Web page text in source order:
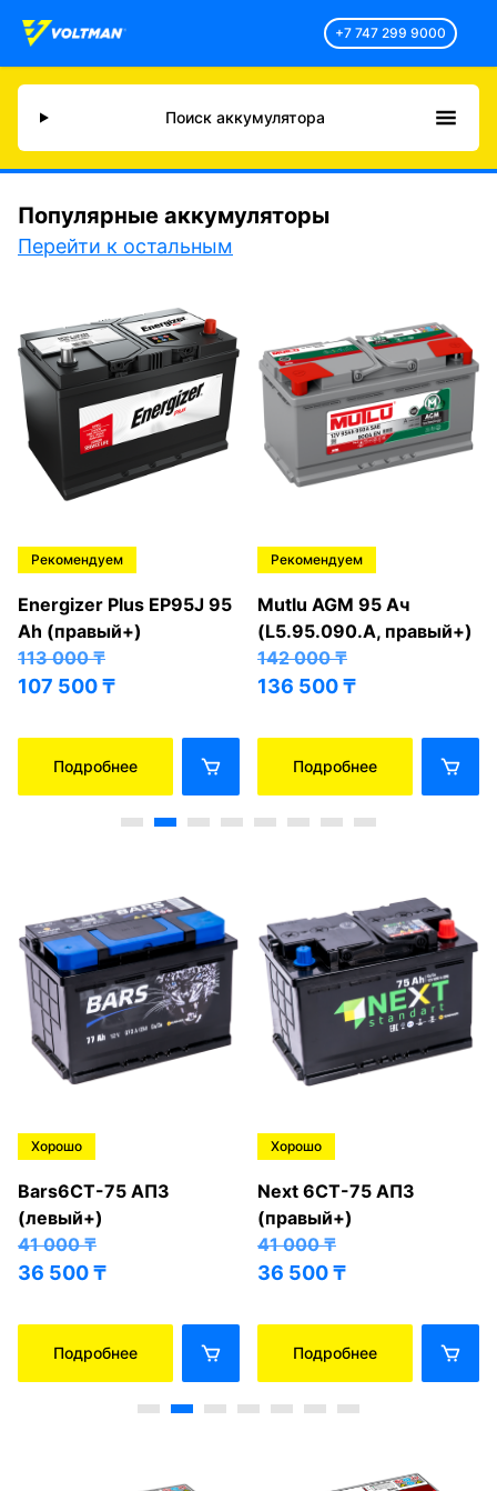
+7 747 299 9000
Поиск аккумулятора
Популярные аккумуляторы
Перейти к остальным
Рекомендуем
Energizer Plus EP95J 95
Ah (правый+)
113 000₸
107 500₸
Подробнее
Рекомендуем
Mutlu AGM 95 Ач
(L5.95.090.A, правый+)
142 000₸
136 500₸
Подробнее
Хорошо
Bars6СТ-75 АПЗ
(левый+)
41 000₸
36 500₸
Подробнее
Хорошо
Next 6СТ-75 АПЗ
(правый+)
41 000₸
36 500₸
Подробнее